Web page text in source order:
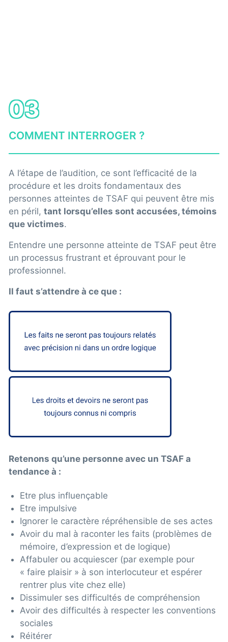
03
COMMENT INTERROGER ?
A l’étape de l’audition, ce sont l’efficacité de la
procédure et les droits fondamentaux des
personnes atteintes de TSAF qui peuvent être mis
en péril, tant lorsqu’elles sont accusées, témoins
que victimes.
Entendre une personne atteinte de TSAF peut être
un processus frustrant et éprouvant pour le
professionnel.
Il faut s’attendre à ce que :
Retenons qu’une personne avec un TSAF a
tendance à :
Etre plus influençable
Etre impulsive
Ignorer le caractère répréhensible de ses actes
Avoir du mal à raconter les faits (problèmes de
mémoire, d’expression et de logique)
Affabuler ou acquiescer (par exemple pour
« faire plaisir » à son interlocuteur et espérer
rentrer plus vite chez elle)
Dissimuler ses difficultés de compréhension
Avoir des difficultés à respecter les conventions
sociales
Réitérer